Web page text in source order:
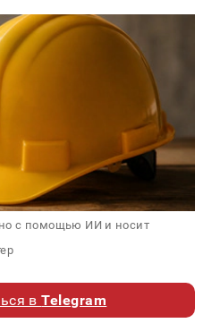
с помощью ИИ и носит
вTelegram